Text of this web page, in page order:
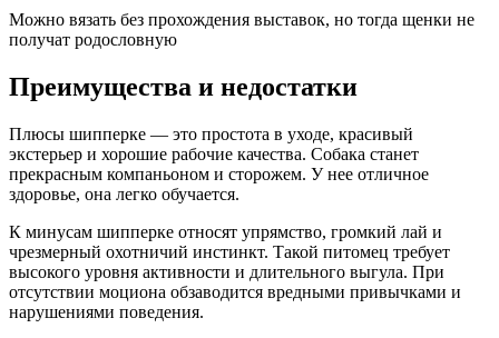
Можно вязать без прохождения выставок, но тогда щенки не
получат родословную
Преимущества и недостатки
Плюсы шипперке — это простота в уходе, красивый
экстерьер и хорошие рабочие качества. Собака станет
прекрасным компаньоном и сторожем. У нее отличное
здоровье, она легко обучается.
К минусам шипперке относят упрямство, громкий лай и
чрезмерный охотничий инстинкт. Такой питомец требует
высокого уровня активности и длительного выгула. При
отсутствии моциона обзаводится вредными привычками и
нарушениями поведения.